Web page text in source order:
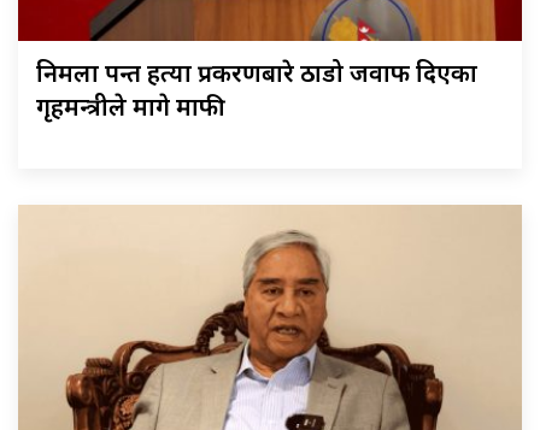
निर्मला पन्त हत्या प्रकरणबारे ठाडो जवाफ दिएका
गृहमन्त्रीले मागे माफी